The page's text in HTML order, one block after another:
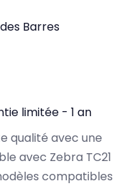
Barres
limitée - 1 an
qualité avec une
avec Zebra TC21
compatibles